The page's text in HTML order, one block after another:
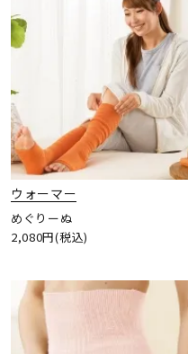
ウォーマー
めぐりーぬ
2,080円(税込)